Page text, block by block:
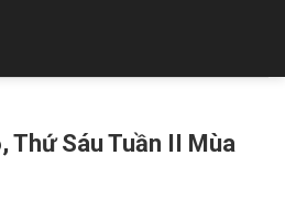
Sáu Tuần II Mùa